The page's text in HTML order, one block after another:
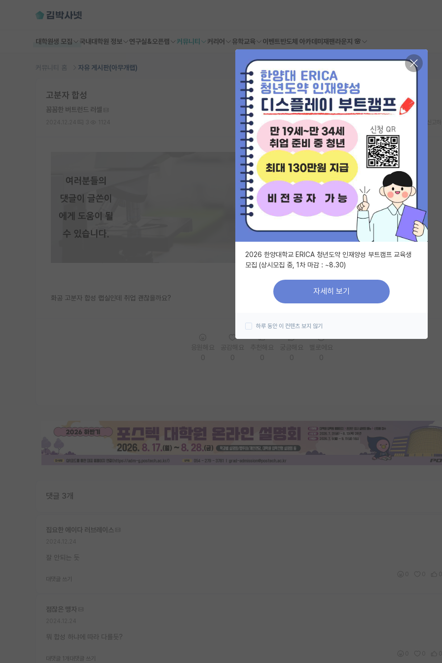
대학원생 모집 국내대학원 정보 연구실&오픈랩 커뮤니티 커리어 유학교육 이벤트반도체 아카데미 재팬라운지 🌸
커뮤니티 홈 자유 게시판(아무개랩)
고분자 합성
꼼꼼한 버트런드 러셀
화공 고분자 합성 랩실인데 취업 괜찮을까요?
댓글 3개
집요한 에이다 러브레이스
잘 안되는 듯
대댓글 쓰기
점잖은 맹자
뭐 합성 하냐에 따라 다를듯?
대댓글 1개 대댓글 쓰기
2026 한양대학교 ERICA 청년도약 인재양성 부트캠프 교육생
모집 (상시모집 중, 1차 마감 : ~8.30)
자세히 보기
하루 동안 이 컨텐츠 보지 않기